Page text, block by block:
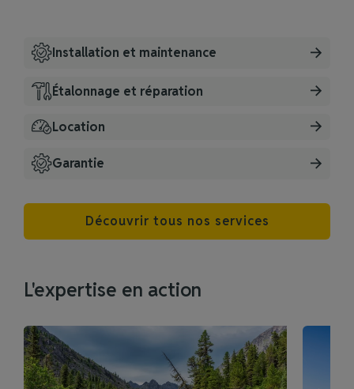
Installation et maintenance
Étalonnage et réparation
Location
Garantie
Découvrir tous nos services
L'expertise en action